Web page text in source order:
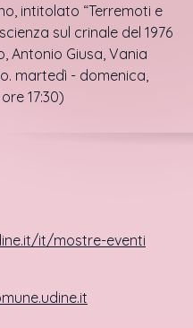
intitolato “Terremoti e
sul crinale del 1976
Antonio Giusa, Vania
martedì - domenica,
17:30)
it/mostre-eventi